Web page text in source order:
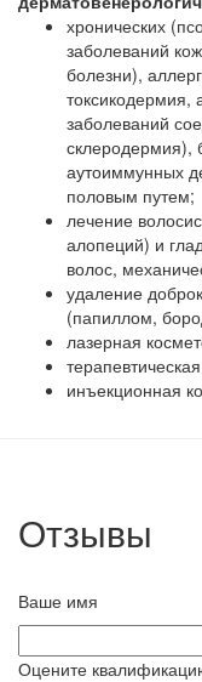
хронических
заболеваний
болезни),
токсикодермия,
заболеваний
склеродермия),
аутоиммунных
половым путем;
лечение
алопеций) и
волос,
удаление
(папиллом,
лазерная
инъекционная
Отзывы
Ваше имя
Оцените